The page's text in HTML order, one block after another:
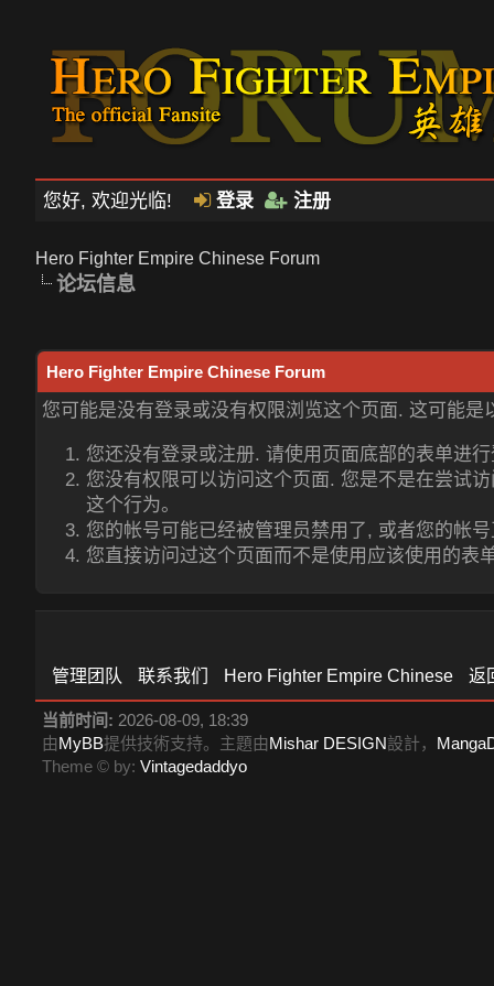
您好, 欢迎光临! 登录 注册
Hero Fighter Empire Chinese Forum
论坛信息
Hero Fighter Empire Chinese Forum
您可能是没有登录或没有权限浏览这个页面. 这可能是
您还没有登录或注册. 请使用页面底部的表单进
您没有权限可以访问这个页面. 您是不是在尝试
这个行为。
您的帐号可能已经被管理员禁用了, 或者您的帐
您直接访问过这个页面而不是使用应该使用的表
管理团队 联系我们 Hero Fighter Empire Chinese 返
当前时间: 2026-08-09, 18:39
由MyBB提供技術支持。主題由Mishar DESIGN設計，
Theme © by:Vintagedaddyo